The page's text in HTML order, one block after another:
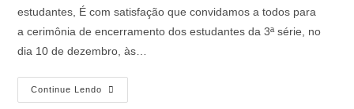
estudantes, É com satisfação que convidamos a todos para
a cerimônia de encerramento dos estudantes da 3ª série, no
dia 10 de dezembro, às…
Continue Lendo